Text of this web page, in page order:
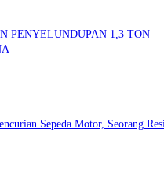
PENYELUNDUPAN 1,3 TON
Sepeda Motor, Seorang